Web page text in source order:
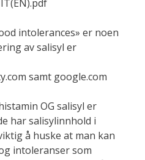
intolerances» er noen
av salisyl er
samt google.com
OG salisyl er
har salisylinnhold i
å huske at man kan
intoleranser som